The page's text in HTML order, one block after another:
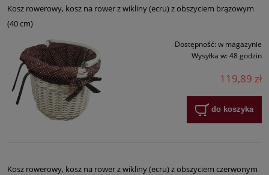
Kosz rowerowy, kosz na rower z wikliny (ecru) z obszyciem brązowym
(40 cm)
Dostępność: w magazynie
Wysyłka w: 48 godzin
119,89 zł
do koszyka
Kosz rowerowy, kosz na rower z wikliny (ecru) z obszyciem czerwonym